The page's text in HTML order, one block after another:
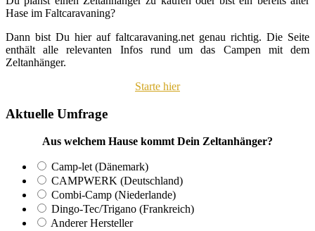
Hase im Faltcaravaning?
Dann bist Du hier auf faltcaravaning.net genau richtig. Die Seite
enthält alle relevanten Infos rund um das Campen mit dem
Zeltanhänger.
Starte hier
Aktuelle Umfrage
Aus welchem Hause kommt Dein Zeltanhänger?
Camp-let (Dänemark)
CAMPWERK (Deutschland)
Combi-Camp (Niederlande)
Dingo-Tec/Trigano (Frankreich)
Anderer Hersteller